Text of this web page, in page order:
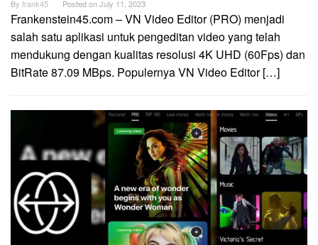
By frank45 Posted onJuly 11, 2023
Frankenstein45.com – VN Video Editor (PRO) menjadi
salah satu aplikasi untuk pengeditan video yang telah
mendukung dengan kualitas resolusi 4K UHD (60Fps) dan
BitRate 87.09 MBps. Populernya VN Video Editor […]